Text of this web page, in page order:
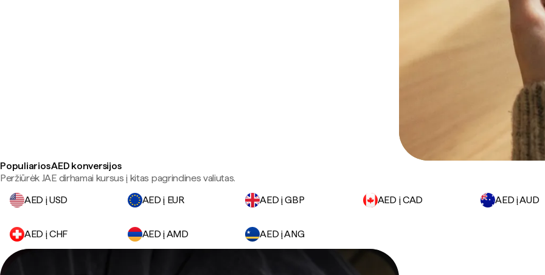
Populiarios AED konversijos
Peržiūrėk JAE dirhamai kursus į kitas pagrindines valiutas.
AED į USD
AED į EUR AED į GBP AED į CAD AED į AUD
AED į CHF AED į AMD AED į ANG